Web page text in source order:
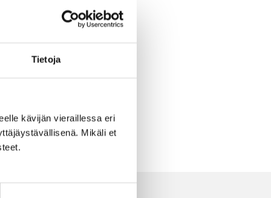
Tietoja
kävijän vieraillessa eri
Mikäli et